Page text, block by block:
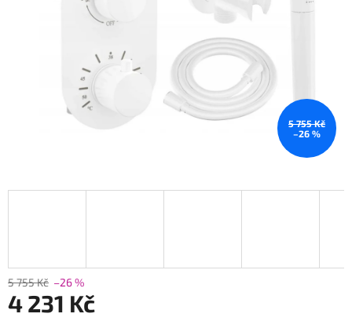
5 755 Kč
–26 %
5 755 Kč –26 %
4 231 Kč